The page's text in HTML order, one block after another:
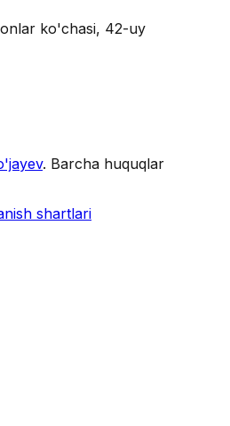
ko'chasi, 42-uy
. Barcha huquqlar
shartlari